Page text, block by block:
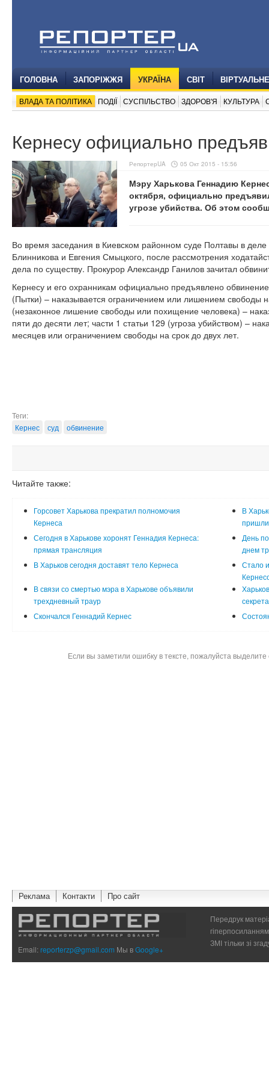
ГОЛОВНА ЗАПОРІЖЖЯ УКРАЇНА СВІТ
ВЛАДА ТА ПОЛІТИКА ПОДІЇ СУСПІЛЬСТВО ЗДОРОВ'Я КУЛЬТУРА
Кернесу официально
РепортерUA 05 Окт 2015 - 15:56
Мэру Харькова Геннадию
октября, официально
угрозе убийства. Об этом
Во время заседания в Киевском районном суде Полтавы в
Блинникова и Евгения Смыцкого, после рассмотрения
дела по существу. Прокурор Александр Ганилов зачитал
Кернесу и его охранникам официально предъявлено
(Пытки) – наказывается ограничением или лишением свободы
(незаконное лишение свободы или похищение человека) –
пяти до десяти лет; части 1 статьи 129 (угроза убийством) –
месяцев или ограничением свободы на срок до двух лет.
Теги:
Кернес
суд обвинение
Читайте также:
Горсовет Харькова прекратил полномочия
Кернеса
В
пришли
Сегодня в Харькове хоронят Геннадия Кернеса:
прямая трансляция
День
днем
В Харьков сегодня доставят тело Кернеса
Стало
В связи со смертью мэра в Харькове объявили
трехдневный траур
Скончался Геннадий Кернес
Если вы заметили ошибку в тексте, пожалуйста
Реклама Контакти Про сайт
Email:reporterzp@gmail.com Мы вGoogle+
Передрук
ЗМІ тільки зі